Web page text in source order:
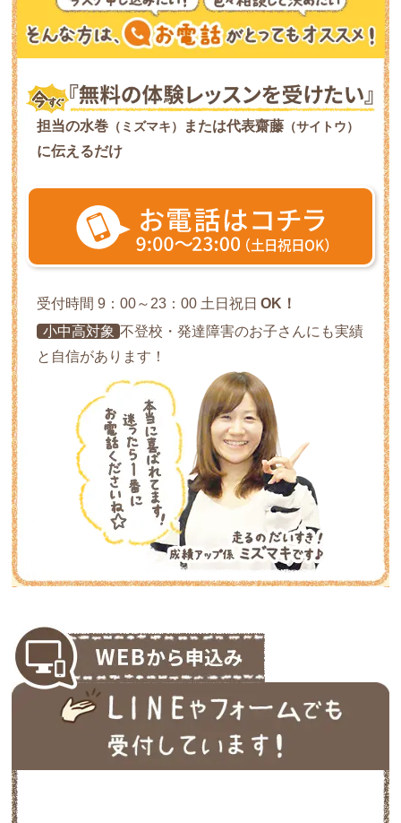
担当の水巻 （ミズマキ） または代表齋藤 （サイトウ）
に伝えるだけ
受付時間 9：00～23：00 土日祝日 OK！
小中高対象 不登校・発達障害のお子さんにも実績
と自信があります！